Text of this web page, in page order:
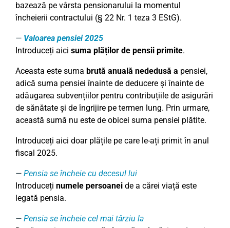
bazează pe vârsta pensionarului la momentul
încheierii contractului (§ 22 Nr. 1 teza 3 EStG).
Valoarea pensiei 2025
Introduceți aici suma plăților de pensii primite.
Aceasta este suma brută anuală nededusă a pensiei,
adică suma pensiei înainte de deducere și înainte de
adăugarea subvențiilor pentru contribuțiile de asigurări
de sănătate și de îngrijire pe termen lung. Prin urmare,
această sumă nu este de obicei suma pensiei plătite.
Introduceți aici doar plățile pe care le-ați primit în anul
fiscal 2025.
Pensia se încheie cu decesul lui
Introduceți numele persoanei de a cărei viață este
legată pensia.
Pensia se încheie cel mai târziu la